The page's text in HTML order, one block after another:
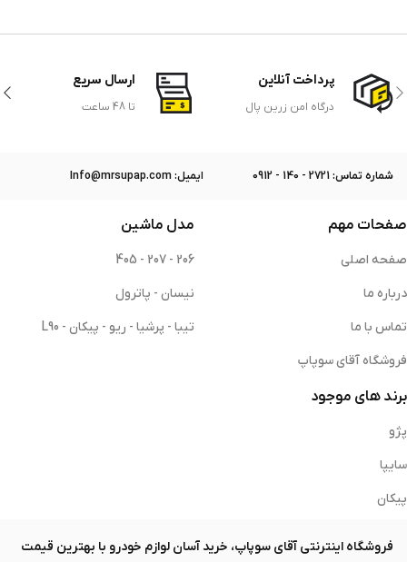
پرداخت آنلاین
درگاه امن زرین پال
ارسال سریع
تا 48 ساعت
ﺷﻤﺎره ﺗﻤﺎس: 2721 - 140 - 0912 ایمیل: Info@mrsupap.com
صفحات مهم
صفحه اصلی
درباره ما
تماس با ما
فروشگاه آقای سوپاپ
مدل ماشین
206 - 207 - 405
نیسان - پاترول
تیبا - پرشیا - ریو - پیکان - L90
برند های موجود
پژو
سایپا
پیکان
فروشگاه اینترنتی آقای سوپاپ، خرید آسان لوازم خودرو با بهترین قیمت